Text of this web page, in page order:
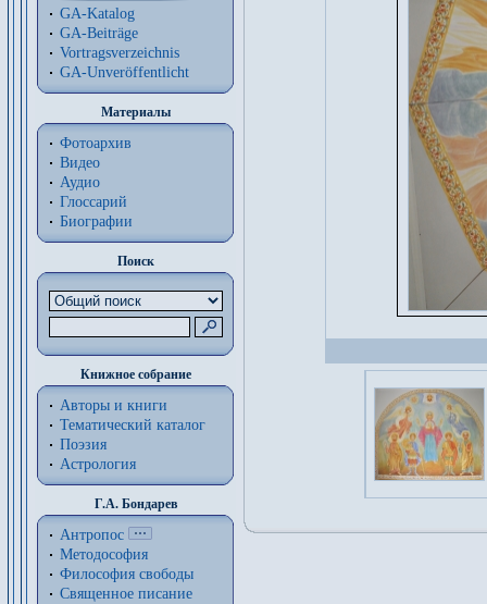
GA-Katalog
GA-Beiträge
Vortragsverzeichnis
GA-Unveröffentlicht
Материалы
Фотоархив
Видео
Аудио
Глоссарий
Биографии
Поиск
Книжное собрание
Авторы и книги
Тематический каталог
Поэзия
Астрология
Г.А. Бондарев
Антропос
Методософия
Философия cвободы
Священное писание